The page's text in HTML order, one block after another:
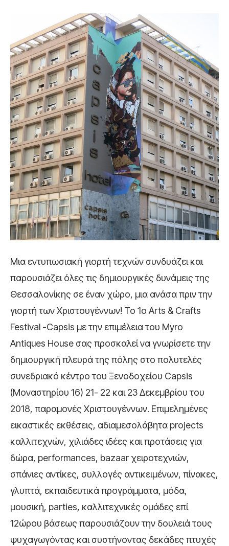
Μια εντυπωσιακή γιορτή τεχνών συνδυάζει και
παρουσιάζει όλες τις δημιουργικές δυνάμεις της
Θεσσαλονίκης σε έναν χώρο, μια ανάσα πριν την
γιορτή των Χριστουγέννων! Το 1o Arts & Crafts
Festival -Capsis με την επιμέλεια του Myro
Antiques House σας προσκαλεί να γνωρίσετε την
δημιουργική πλευρά της πόλης στο πολυτελές
συνεδριακό κέντρο του Ξενοδοχείου Capsis
(Μοναστηρίου 16) 21- 22 και 23 Δεκεμβρίου του
2018, παραμονές Χριστουγέννων. Επιμελημένες
εικαστικές εκθέσεις, αδιαμεσολάβητα projects
καλλιτεχνών, χιλιάδες ιδέες και προτάσεις για
δώρα, performances, bazaar χειροτεχνιών,
σπάνιες αντίκες, συλλογές αντικειμένων, πίνακες,
γλυπτά, εκπαιδευτικά προγράμματα, μόδα,
μουσική, parties, καλλιτεχνικές ομάδες επί
12ώρου βάσεως παρουσιάζουν την δουλειά τους
ψυχαγωγόντας και συστήνοντας δεκάδες πτυχές